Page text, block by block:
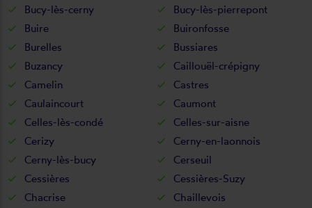
Bucy-lès-cerny
Bucy-lès-pierrepont
Buire
Buironfosse
Burelles
Bussiares
Buzancy
Caillouël-crépigny
Camelin
Castres
Caulaincourt
Caumont
Celles-lès-condé
Celles-sur-aisne
Cerizy
Cerny-en-laonnois
Cerny-lès-bucy
Cerseuil
Cessières
Cessières-Suzy
Chacrise
Chaillevois